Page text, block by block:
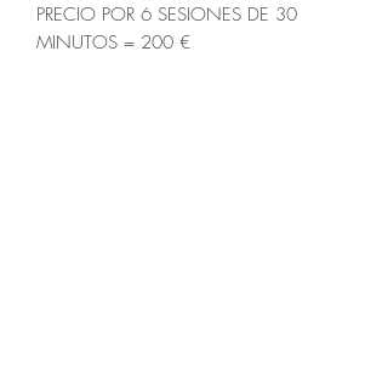
PRECIO POR 6 SESIONES DE 30
MINUTOS = 200 €